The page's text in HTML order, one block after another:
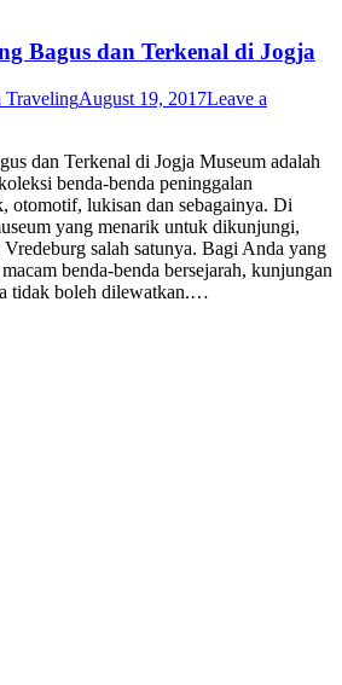
Bagus dan Terkenal di Jogja
TravelingAugust 19, 2017Leave a
dan Terkenal di Jogja Museum adalah
benda-benda peninggalan
otomotif, lukisan dan sebagainya. Di
yang menarik untuk dikunjungi,
salah satunya. Bagi Anda yang
benda-benda bersejarah, kunjungan
tidak boleh dilewatkan.…